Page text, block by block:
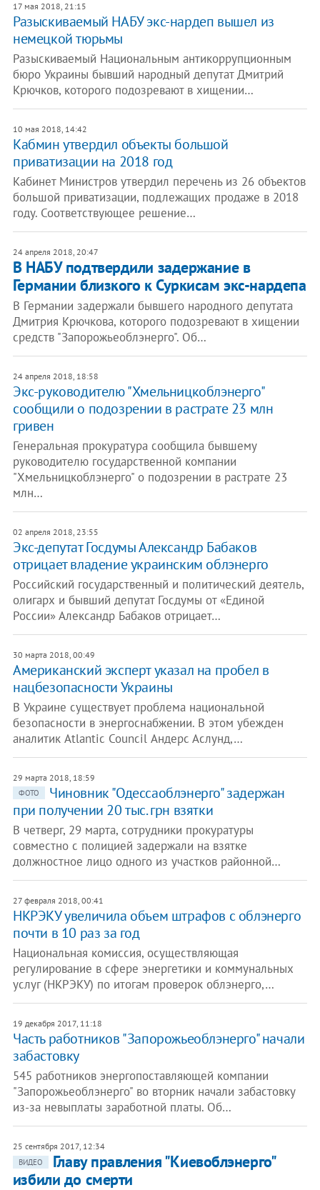
17 мая 2018, 21:15
Разыскиваемый НАБУ экс-нардеп вышел из
немецкой тюрьмы
Разыскиваемый Национальным антикоррупционным
бюро Украины бывший народный депутат Дмитрий
Крючков, которого подозревают в хищении…
10 мая 2018, 14:42
Кабмин утвердил объекты большой
приватизации на 2018 год
Кабинет Министров утвердил перечень из 26 объектов
большой приватизации, подлежащих продаже в 2018
году. Соответствующее решение…
24 апреля 2018, 20:47
В НАБУ подтвердили задержание в
Германии близкого к Суркисам экс-нардепа
В Германии задержали бывшего народного депутата
Дмитрия Крючкова, которого подозревают в хищении
средств "Запорожьеоблэнерго". Об…
24 апреля 2018, 18:58
Экс-руководителю "Хмельницкоблэнерго"
сообщили о подозрении в растрате 23 млн
гривен
Генеральная прокуратура сообщила бывшему
руководителю государственной компании
"Хмельницкоблэнерго" о подозрении в растрате 23
млн…
02 апреля 2018, 23:55
​Экс-депутат Госдумы Александр Бабаков
отрицает владение украинским облэнерго
Российский государственный и политический деятель,
олигарх и бывший депутат Госдумы от «Единой
России» Александр Бабаков отрицает…
30 марта 2018, 00:49
Американский эксперт указал на пробел в
нацбезопасности Украины
В Украине существует проблема национальной
безопасности в энергоснабжении. В этом убежден
аналитик Atlantic Council Андерс Аслунд,…
29 марта 2018, 18:59
ФОТО
Чиновник "Одессаоблэнерго" задержан
при получении 20 тыс. грн взятки
В четверг, 29 марта, сотрудники прокуратуры
совместно с полицией задержали на взятке
должностное лицо одного из участков районной…
27 февраля 2018, 00:41
НКРЭКУ увеличила объем штрафов с облэнерго
почти в 10 раз за год
Национальная комиссия, осуществляющая
регулирование в сфере энергетики и коммунальных
услуг (НКРЭКУ) по итогам проверок облэнерго,…
19 декабря 2017, 11:18
Часть работников "Запорожьеоблэнерго" начали
забастовку
545 работников энергопоставляющей компании
"Запорожьеоблэнерго" во вторник начали забастовку
из-за невыплаты заработной платы. Об…
25 сентября 2017, 12:34
ВИДЕО
Главу правления "Киевоблэнерго"
избили до смерти